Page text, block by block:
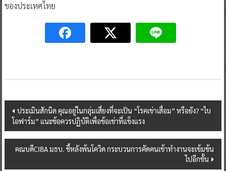
ของประเทศไทย
Post
navigation
ประเมินสักนิด คุณอยู่ในกลุ่มเสี่ยงที่จะเป็น “โรคเข่าเสื่อม” หรือยัง? “ไบ
โอฟาร์ม” แนะข้อควรปฏิบัติเพื่อข้อเข่าที่แข็งแรง
คณบดีCIBA มธบ. ชี้หลังพ้นโควิด กระบวนการคัดคนเข้าทำงานจะเข้มข้น
ไปอีกขั้น